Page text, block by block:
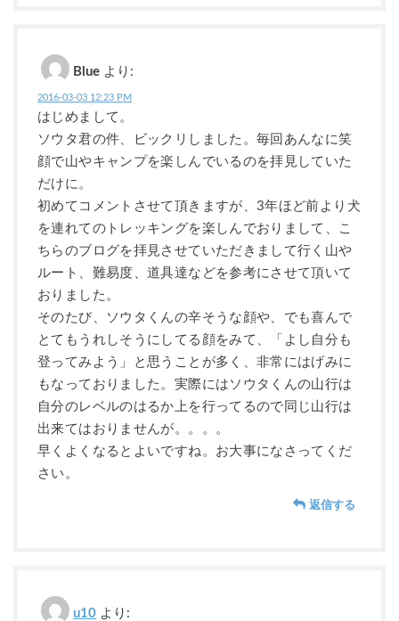
Blue より:
2016-03-03 12:23 PM
はじめまして。
ソウタ君の件、ビックリしました。毎回あんなに笑
顔で山やキャンプを楽しんでいるのを拝見していた
だけに。
初めてコメントさせて頂きますが、3年ほど前より犬
を連れてのトレッキングを楽しんでおりまして、こ
ちらのブログを拝見させていただきまして行く山や
ルート、難易度、道具達などを参考にさせて頂いて
おりました。
そのたび、ソウタくんの辛そうな顔や、でも喜んで
とてもうれしそうにしてる顔をみて、「よし自分も
登ってみよう」と思うことが多く、非常にはげみに
もなっておりました。実際にはソウタくんの山行は
自分のレベルのはるか上を行ってるので同じ山行は
出来てはおりませんが。。。。
早くよくなるとよいですね。お大事になさってくだ
さい。
返信する
u10 より: